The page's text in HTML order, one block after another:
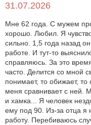
31.07.2026
Мне 62 года. С мужем
хорошо. Любил. Я
сильно. 1,5 года назад
работе. И тут-то
справляюсь. За это
часто. Делится со мной
понимает, то обижает,
меня сравнивает с ней.
и хамка... Я человек
ему под 90. Из-за отца я
работу. Перебиваюсь